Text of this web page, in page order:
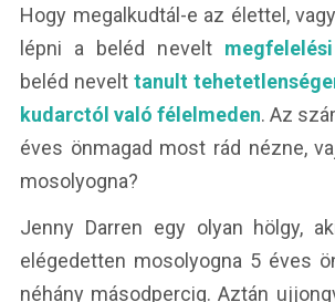
Hogy megalkudtál-e az élettel,
lépni a beléd nevelt
beléd nevelt tanult
kudarctól való félelmeden. Az
éves önmagad most rád nézne,
mosolyogna?
Jenny Darren egy olyan hölgy,
elégedetten mosolyogna 5 éves
néhány másodpercig. Aztán